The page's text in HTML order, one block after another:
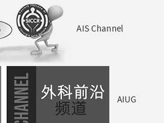
AIS Channel
AIUG